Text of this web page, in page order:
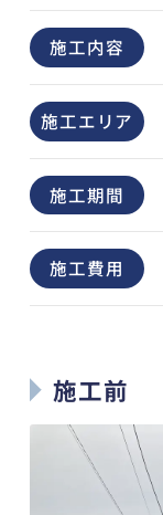
施工内容
施工エリア
施工期間
施工費用
施工前